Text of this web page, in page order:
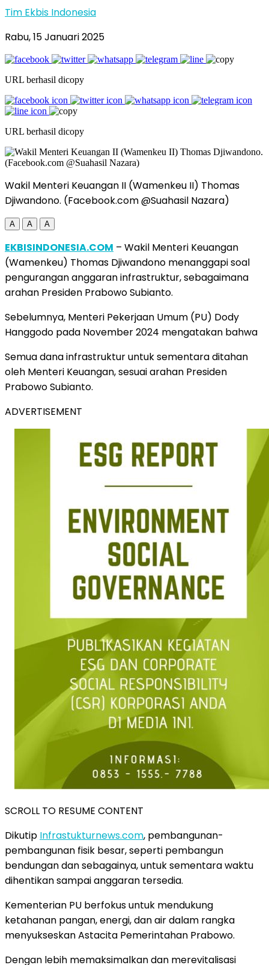
Tim Ekbis Indonesia
Rabu, 15 Januari 2025
URL berhasil dicopy
URL berhasil dicopy
Wakil Menteri Keuangan II (Wamenkeu II) Thomas
Djiwandono. (Facebook.com @Suahasil Nazara)
A A A
EKBISINDONESIA.COM – Wakil Menteri Keuangan
(Wamenkeu) Thomas Djiwandono menanggapi soal
pengurangan anggaran infrastruktur, sebagaimana
arahan Presiden Prabowo Subianto.
Sebelumnya, Menteri Pekerjaan Umum (PU) Dody
Hanggodo pada November 2024 mengatakan bahwa
Semua dana infrastruktur untuk sementara ditahan
oleh Menteri Keuangan, sesuai arahan Presiden
Prabowo Subianto.
ADVERTISEMENT
SCROLL TO RESUME CONTENT
Dikutip Infrastukturnews.com, pembangunan-
pembangunan fisik besar, seperti pembangun
bendungan dan sebagainya, untuk sementara waktu
dihentikan sampai anggaran tersedia.
Kementerian PU berfokus untuk mendukung
ketahanan pangan, energi, dan air dalam rangka
menyukseskan Astacita Pemerintahan Prabowo.
Dengan lebih memaksimalkan dan merevitalisasi